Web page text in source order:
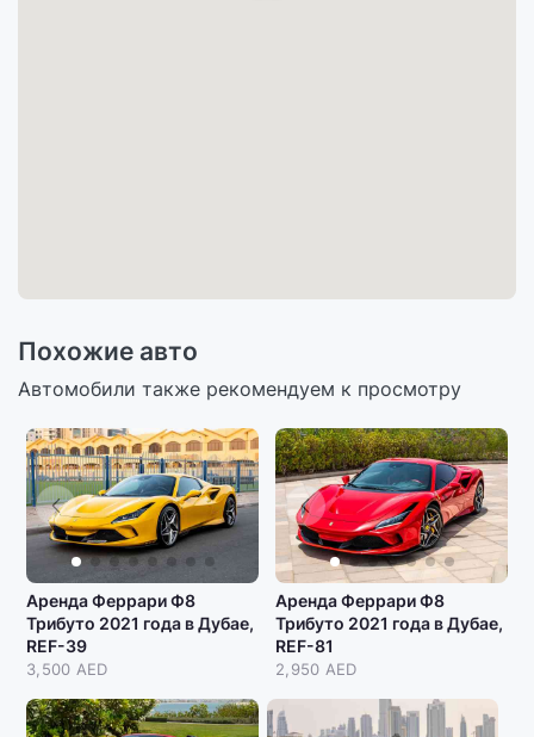
Похожие авто
Автомобили также рекомендуем к просмотру
Аренда Феррари Ф8
Трибуто 2021 года в Дубае,
REF-39
3,500 AED
Аренда Феррари Ф8
Трибуто 2021 года в Дубае,
REF-81
2,950 AED